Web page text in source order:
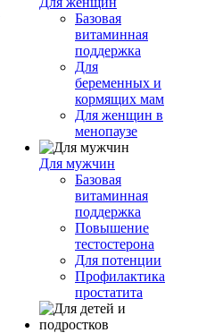
Базовая
витаминная
поддержка
Для
беременных и
кормящих мам
Для женщин в
менопаузе
Для мужчин
Базовая
витаминная
поддержка
Повышение
тестостерона
Для потенции
Профилактика
простатита